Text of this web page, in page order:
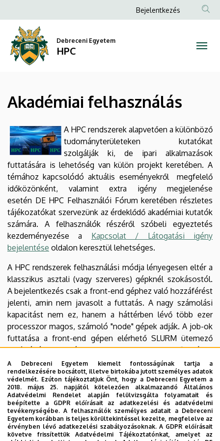
felhasználás
HPC
a
tartalomra
Anonim
Bejelentkezés
Debreceni Egyetem
HPC
Akadémiai felhasználás
A HPC rendszerek alapvetően a különböző
tudományterületeken kutatókat
szolgálják ki, de ipari alkalmazások
futtatására is lehetőség van külön projekt keretében. A
témához kapcsolódó aktuális eseményekről megfelelő
időközönként, valamint extra igény megjelenése
esetén DE HPC Felhasználói Fórum keretében részletes
tájékozatókat szervezünk az érdeklődő akadémiai kutatók
számára. A felhasználók részéről szóbeli egyeztetés
kezdeményezése a Kapcsolat / Látogatási igény
bejelentése oldalon keresztül lehetséges.
A HPC rendszerek felhasználási módja lényegesen eltér a
klasszikus asztali (vagy szerveres) gépknél szokásostól.
A bejelentkezés csak a front-end géphez való hozzáférést
jelenti, amin nem javasolt a futtatás. A nagy számolási
kapacitást nem ez, hanem a háttérben lévő több ezer
processzor magos, számoló "node" gépek adják. A job-ok
futtatása a front-end gépen elérhető SLURM ütemező
segítségével történik, amely a hardver erőforrások
rendelkezésre állásától függően a job-ot a
végrehajtó node-okhoz rendeli. A szükséges részletes
gyakorlati tudnivalók az alábbiak:
Projekt regisztrálása, felhasználói azonosító
igénylése
Telepített szoftverek
A Debreceni Egyetem kiemelt fontosságúnak tartja a
rendelkezésére bocsátott, illetve birtokába jutott személyes adatok
védelmét. Ezúton tájékoztatjuk Önt, hogy a Debreceni Egyetem a
2018. május 25. napjától kötelezően alkalmazandó Általános
Adatvédelmi Rendelet alapján felülvizsgálta folyamatait és
beépítette a GDPR előírásait az adatkezelési és adatvédelmi
tevékenységébe. A felhasználók személyes adatait a Debreceni
Egyetem korábban is teljes körültekintéssel kezelte, megfelelve az
érvényben lévő adatkezelési szabályozásoknak. A GDPR előírásait
követve frissítettük Adatvédelmi Tájékoztatónkat, amelyet az